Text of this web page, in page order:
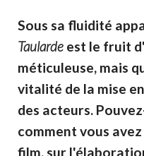
Sous sa fluidité
Taulardeest le fruit
méticuleuse, mais
vitalité de la mise
des acteurs.
comment vous
film, sur